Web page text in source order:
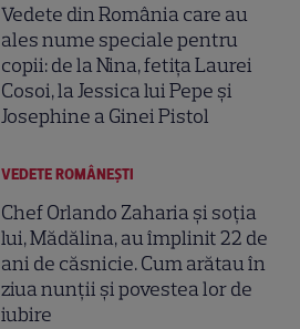
Vedete din România care au
ales nume speciale pentru
copii: de la Nina, fetița Laurei
Cosoi, la Jessica lui Pepe și
Josephine a Ginei Pistol
VEDETE ROMÂNEŞTI
Chef Orlando Zaharia și soția
lui, Mădălina, au împlinit 22 de
ani de căsnicie. Cum arătau în
ziua nunții și povestea lor de
iubire